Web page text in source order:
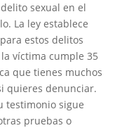
sexual en el
La ley establece
estos delitos
víctima cumple 35
que tienes muchos
quieres denunciar.
testimonio sigue
pruebas o